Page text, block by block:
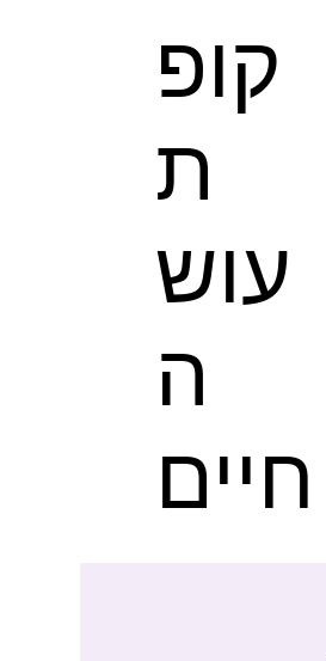
קופ
עוש
ה
חיים